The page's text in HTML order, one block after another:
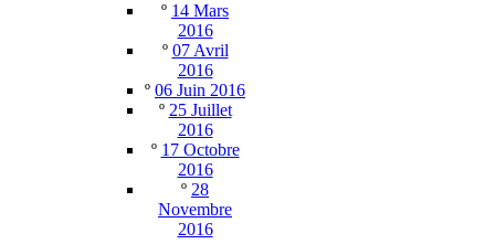
º 14 Mars
2016
º 07 Avril
2016
º 06 Juin 2016
º 25 Juillet
2016
º 17 Octobre
2016
º 28
Novembre
2016